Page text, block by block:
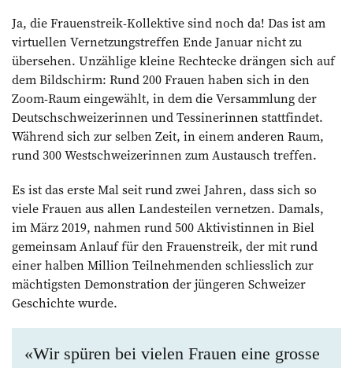
Ja, die Frauenstreik-Kollektive sind noch da! Das ist am
virtuellen Vernetzungstreffen Ende Januar nicht zu
übersehen. Unzählige kleine Rechtecke drängen sich auf
dem Bildschirm: Rund 200 Frauen haben sich in den
Zoom-Raum eingewählt, in dem die Versammlung der
Deutschschweizerinnen und Tessinerinnen stattfindet.
Während sich zur selben Zeit, in einem anderen Raum,
rund 300 Westschweizerinnen zum Austausch treffen.
Es ist das erste Mal seit rund zwei Jahren, dass sich so
viele Frauen aus allen Landesteilen vernetzen. Damals,
im März 2019, nahmen rund 500 Aktivistinnen in Biel
gemeinsam Anlauf für den Frauenstreik, der mit rund
einer halben Million Teilnehmenden schliesslich zur
mächtigsten Demonstration der jüngeren Schweizer
Geschichte wurde.
«Wir spüren bei vielen Frauen eine grosse